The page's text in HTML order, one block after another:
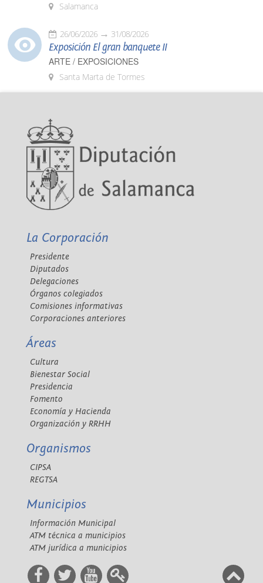
Salamanca
26/06/2026 31/08/2026
Exposición El gran banquete II
ARTE / EXPOSICIONES
Santa Marta de Tormes
La Corporación
Presidente
Diputados
Delegaciones
Órganos colegiados
Comisiones informativas
Corporaciones anteriores
Áreas
Cultura
Bienestar Social
Presidencia
Fomento
Economía y Hacienda
Organización y RRHH
Organismos
CIPSA
REGTSA
Municipios
Información Municipal
ATM técnica a municipios
ATM jurídica a municipios